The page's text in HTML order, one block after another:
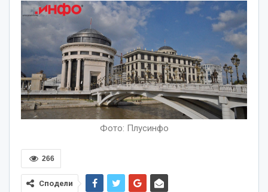
Фото: Плусинфо
266
Сподели